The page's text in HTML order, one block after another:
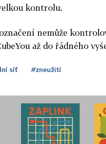
kontrolu.
nemůže
až do řádného
síť #zneužití